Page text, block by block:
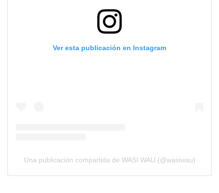
Ver esta publicación en Instagram
Una publicación compartida de WASI WAU (@wasiwau)